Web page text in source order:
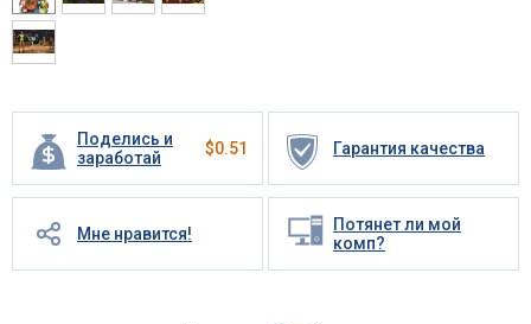
Поделись и
заработай
$0.51 Гарантия качества
Мне нравится!
Потянет ли мой
комп?